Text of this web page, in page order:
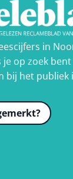
in
je op zoek
bij het